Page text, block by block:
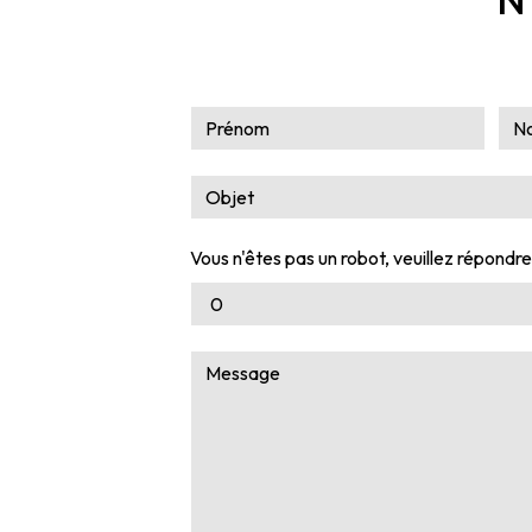
Vous n'êtes pas un robot, veuillez